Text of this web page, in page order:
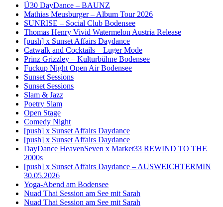
Ü30 DayDance – BAUNZ
Mathias Meusburger – Album Tour 2026
SUNRISE – Social Club Bodensee
Thomas Henry Vivid Watermelon Austria Release
[push] x Sunset Affairs Daydance
Catwalk and Cocktails – Luger Mode
Prinz Grizzley – Kulturbühne Bodensee
Fuckup Night Open Air Bodensee
Sunset Sessions
Sunset Sessions
Slam & Jazz
Poetry Slam
Open Stage
Comedy Night
[push] x Sunset Affairs Daydance
[push] x Sunset Affairs Daydance
DayDance HeavenSeven x Market33 REWIND TO THE
2000s
[push] x Sunset Affairs Daydance – AUSWEICHTERMIN
30.05.2026
Yoga-Abend am Bodensee
Nuad Thai Session am See mit Sarah
Nuad Thai Session am See mit Sarah